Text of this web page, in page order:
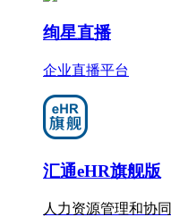
绚星直播
企业直播平台
汇通eHR旗舰版
人力资源管理和协